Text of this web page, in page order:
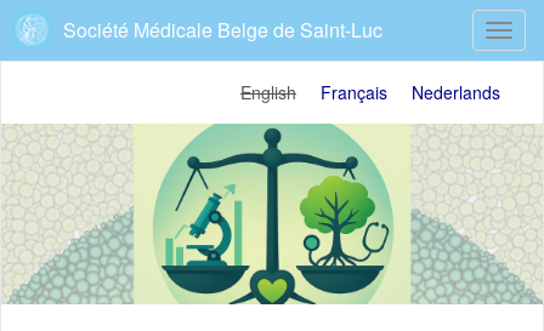
Aller
au
contenu
Société Médicale Belge de Saint-Luc
Nederlands
Français
English